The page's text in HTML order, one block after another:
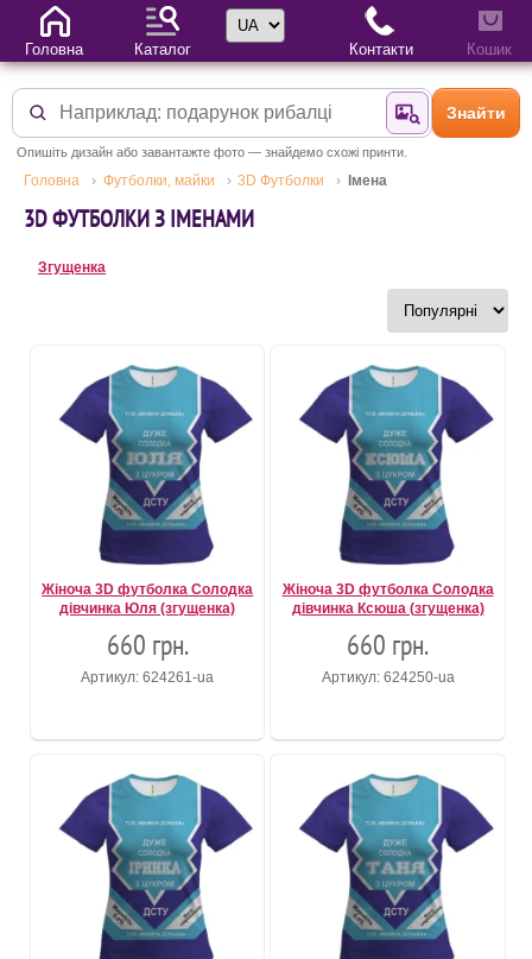
Знайти за
Знайти
Опишіть дизайн або завантажте фото — знайдемо схожі принти.
Головна Футболки, майки 3D Футболки Імена
3D ФУТБОЛКИ З ІМЕНАМИ
Згущенка
Жіноча 3D футболка Солодка
дівчинка Юля (згущенка)
660 грн.
Артикул: 624261-ua
Жіноча 3D футболка Солодка
дівчинка Ксюша (згущенка)
660 грн.
Артикул: 624250-ua
Головна Каталог
Вибір мови
Контакти Кошик